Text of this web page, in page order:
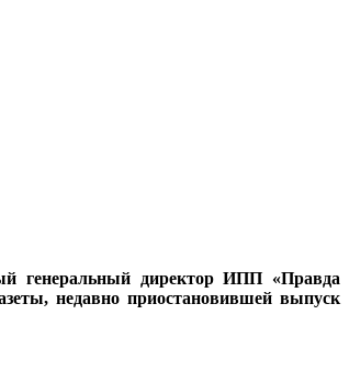
генеральный директор ИПП «Правда
недавно приостановившей выпуск